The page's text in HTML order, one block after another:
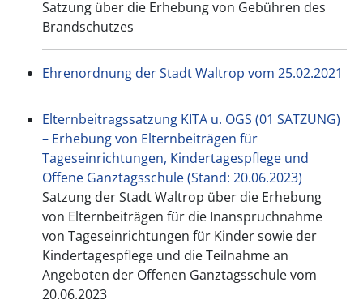
Satzung über die Erhebung von Gebühren des
Brandschutzes
Ehrenordnung der Stadt Waltrop vom 25.02.2021
Elternbeitragssatzung KITA u. OGS (01 SATZUNG)
– Erhebung von Elternbeiträgen für
Tageseinrichtungen, Kindertagespflege und
Offene Ganztagsschule (Stand: 20.06.2023)
Satzung der Stadt Waltrop über die Erhebung
von Elternbeiträgen für die Inanspruchnahme
von Tageseinrichtungen für Kinder sowie der
Kindertagespflege und die Teilnahme an
Angeboten der Offenen Ganztagsschule vom
20.06.2023